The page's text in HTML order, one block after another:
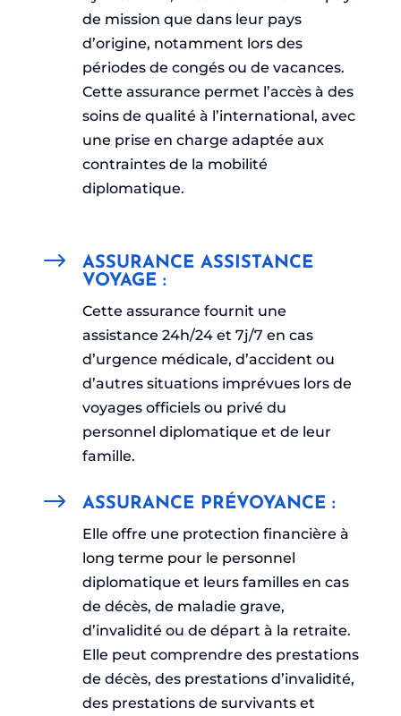
de mission que dans leur pays
d’origine, notamment lors des
périodes de congés ou de vacances.
Cette assurance permet l’accès à des
soins de qualité à l’international, avec
une prise en charge adaptée aux
contraintes de la mobilité
diplomatique.
$
ASSURANCE ASSISTANCE
VOYAGE :
Cette assurance fournit une
assistance 24h/24 et 7j/7 en cas
d’urgence médicale, d’accident ou
d’autres situations imprévues lors de
voyages officiels ou privé du
personnel diplomatique et de leur
famille.
$ ASSURANCE PRÉVOYANCE :
Elle offre une protection financière à
long terme pour le personnel
diplomatique et leurs familles en cas
de décès, de maladie grave,
d’invalidité ou de départ à la retraite.
Elle peut comprendre des prestations
de décès, des prestations d’invalidité,
des prestations de survivants et